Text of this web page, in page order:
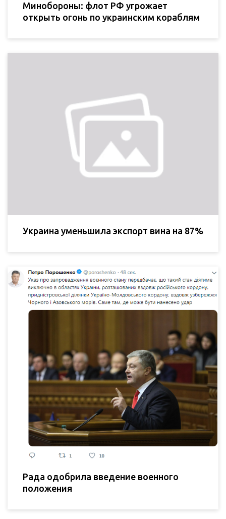
Минобороны: флот РФ угрожает
открыть огонь по украинским кораблям
Украина уменьшила экспорт вина на 87%
Рада одобрила введение военного
положения